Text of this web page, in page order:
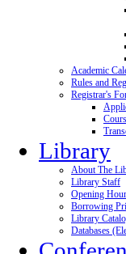
Academic
Rules and
Registrar's
Library
About The
Library Staff
Opening
Borrowing
Library
Databases